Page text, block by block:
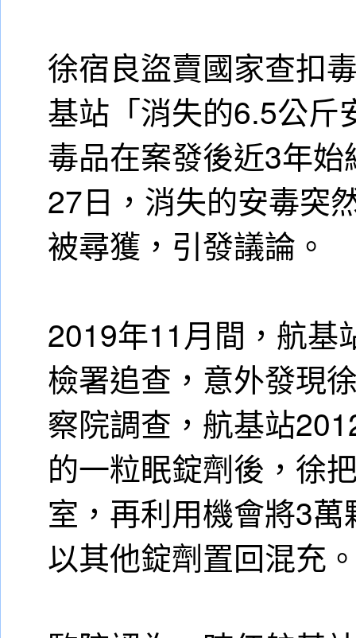
徐宿良盜賣國家查扣
基站「消失的6.5公斤
毒品在案發後近3年
27日，消失的安毒突
被尋獲，引發議論。
2019年11月間，航基
檢署追查，意外發現
察院調查，航基站
的一粒眠錠劑後，徐
室，再利用機會將3
以其他錠劑置回混充